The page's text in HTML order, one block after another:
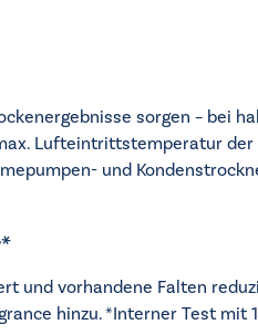
sorgen – bei
Lufteintrittstemperatur der
und
und vorhandene Falten
hinzu. *Interner Test mit